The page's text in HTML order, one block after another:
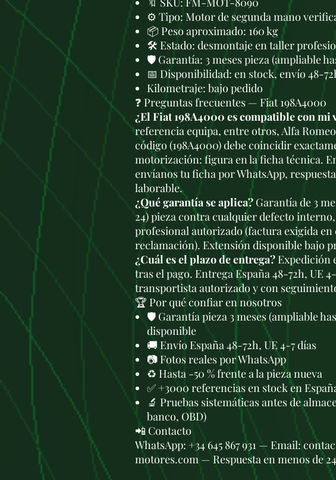
⚙️ Tipo: Motor de segunda mano
📦 Peso aproximado: 160 kg
🛠 Estado: desmontaje en taller
🛡️ Garantía: 3 meses pieza (ampliable
📅 Disponibilidad: en stock, envío 48-
Kilometraje: bajo pedido
❓ Preguntas frecuentes — Fiat 198A4000
¿El Fiat 198A4000 es compatible con mi
referencia equipa, entre otros, Alfa Romeo
código (198A4000) debe coincidir
motorización: figura en la ficha técnica.
envíanos tu ficha por WhatsApp,
laborable.
¿Qué garantía se aplica? Garantía de 3
24) pieza contra cualquier defecto
profesional autorizado (factura exigida en
reclamación). Extensión disponible bajo
¿Cuál es el plazo de entrega? Expedición
tras el pago. Entrega España 48-72h, UE
transportista autorizado y con
🏆 Por qué confiar en nosotros
🛡️ Garantía pieza 3 meses (ampliable
disponible
🚚 Envío España 48-72h, UE 4-7 días
📷 Fotos reales por WhatsApp
♻️ Hasta -50 % frente a la pieza nueva
✅ +3000 referencias en stock en
🔬 Pruebas sistemáticas antes de
banco, OBD)
📲 Contacto
WhatsApp: +34 645 867 931 — Email:
motores.com — Respuesta en menos de